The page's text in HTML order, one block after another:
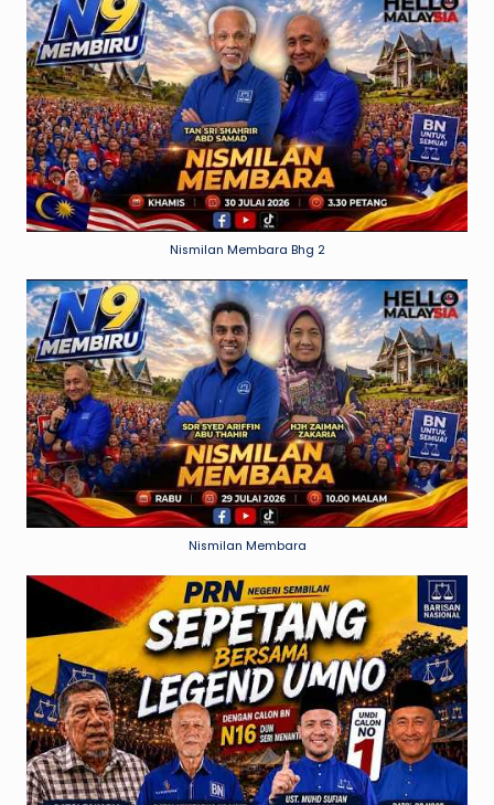
Nismilan Membara Bhg 2
Nismilan Membara